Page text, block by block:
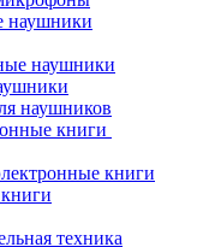
наушники
наушники
наушников
книги
книги